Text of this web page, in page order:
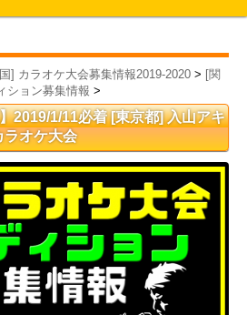
] カラオケ大会募集情報2019-2020 > [関
ション募集情報 >
2019/1/11必着 [東京都] 入山アキ
ラオケ大会